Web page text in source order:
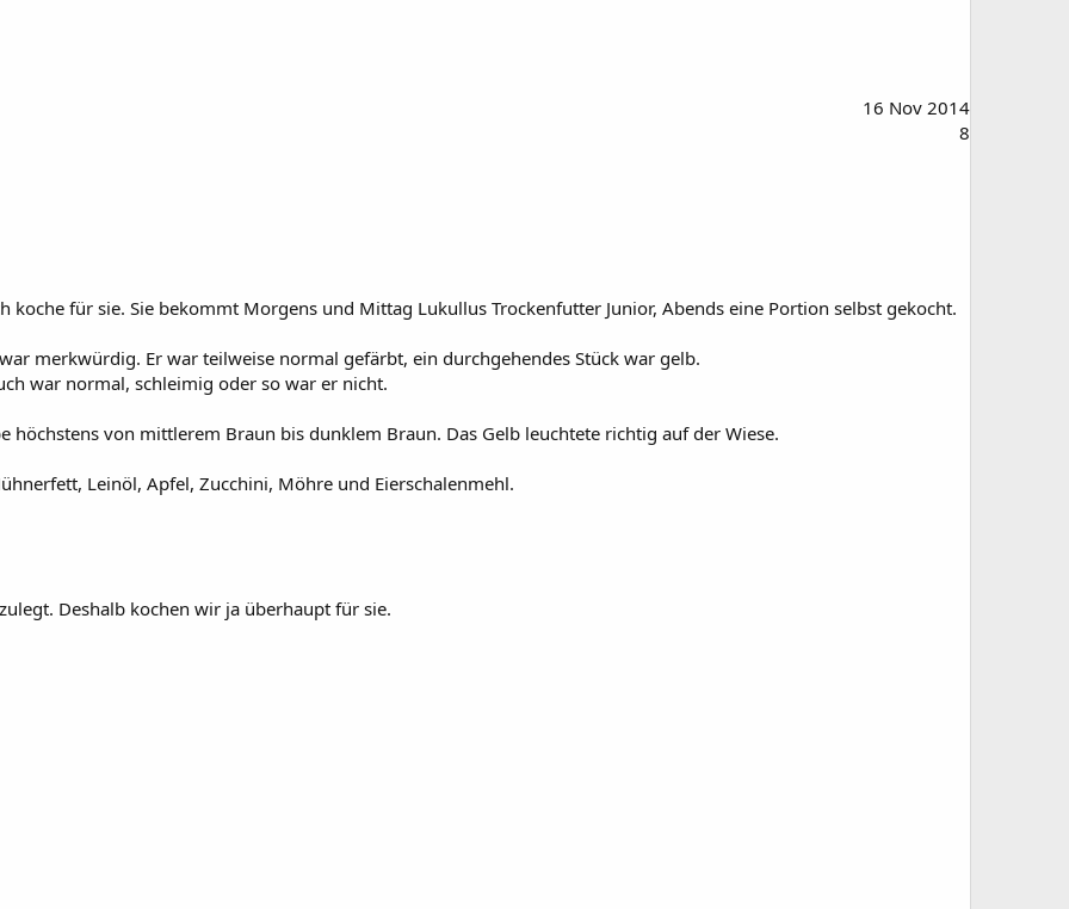
16 Nov 2014
8
koche für sie. Sie bekommt Morgens und Mittag Lukullus Trockenfutter Junior, Abends eine Portion selbst gekocht.
merkwürdig. Er war teilweise normal gefärbt, ein durchgehendes Stück war gelb.
war normal, schleimig oder so war er nicht.
höchstens von mittlerem Braun bis dunklem Braun. Das Gelb leuchtete richtig auf der Wiese.
Leinöl, Apfel, Zucchini, Möhre und Eierschalenmehl.
Deshalb kochen wir ja überhaupt für sie.